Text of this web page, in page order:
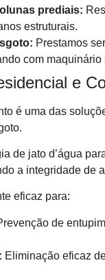
prediais:
estruturais.
Prestamos
com maquinário
e
é uma das
de jato d’água
a integridade de
eficaz para:
de
Eliminação eficaz